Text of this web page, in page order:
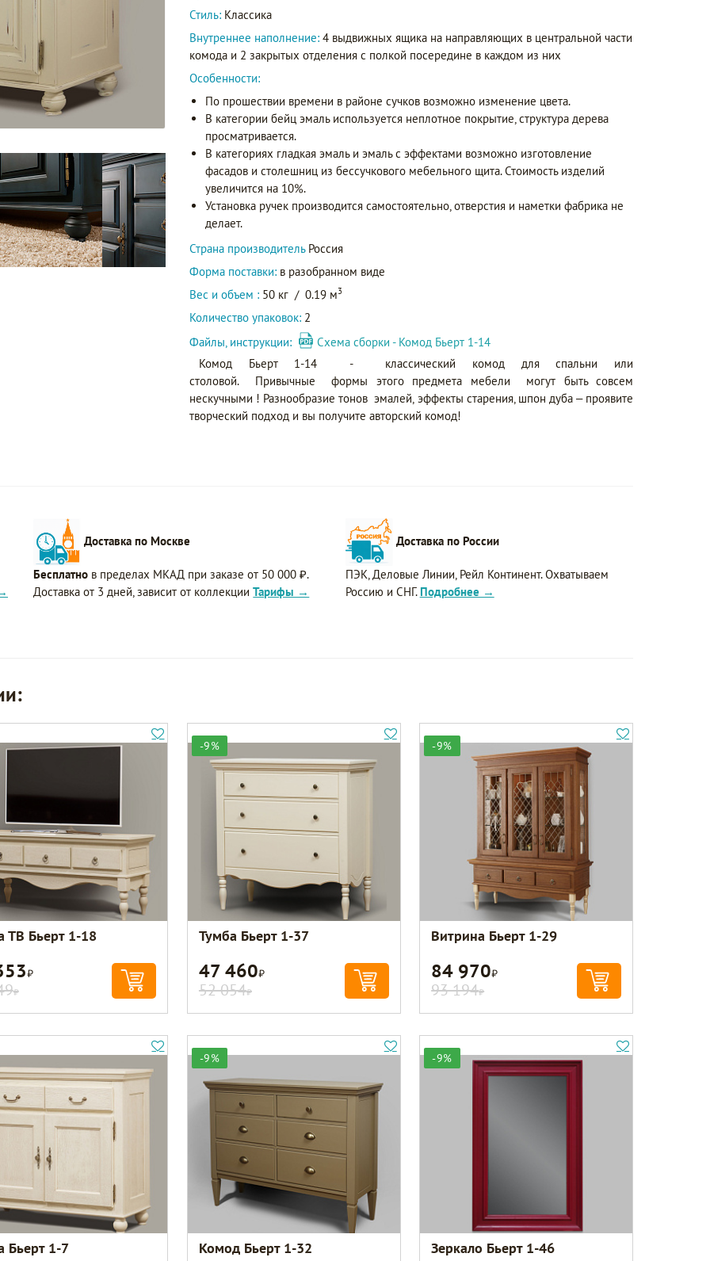
Стиль: Классика
Внутреннее наполнение: 4 выдвижных ящика на направляющих в центральной части
комода и 2 закрытых отделения с полкой посередине в каждом из них
Особенности:
По прошествии времени в районе сучков возможно изменение цвета.
В категории бейц эмаль используется неплотное покрытие, структура дерева
просматривается.
В категориях гладкая эмаль и эмаль с эффектами возможно изготовление
фасадов и столешниц из бессучкового мебельного щита. Стоимость изделий
увеличится на 10%.
Установка ручек производится самостоятельно, отверстия и наметки фабрика не
делает.
Страна производитель Россия
Форма поставки: в разобранном виде
Вес и объем : 50 кг / 0.19 м3
Количество упаковок: 2
Файлы, инструкции:
Схема сборки - Комод Бьерт 1-14
Комод Бьерт 1-14 - классический комод для спальни или
столовой. Привычные формы этого предмета мебели могут быть совсем
нескучными ! Разнообразие тонов эмалей, эффекты старения, шпон дуба – проявите
творческий подход и вы получите авторский комод!
Доставка по Москве
Бесплатно в пределах МКАД при заказе от 50 000 ₽.
Доставка от 3 дней, зависит от коллекцииТарифы →
Доставка по России
ПЭК, Деловые Линии, Рейл Континент. Охватываем
Россию и СНГ. Подробнее →
ТВ Бьерт 1-18
Р
Р
-9%
Тумба Бьерт 1-37
47 460Р
52 054Р
-9%
Витрина Бьерт 1-29
84 970Р
93 194Р
Бьерт 1-7
-9%
Комод Бьерт 1-32
-9%
Зеркало Бьерт 1-46